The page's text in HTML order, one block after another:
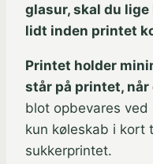
glasur, skal du
lidt inden printet
Printet holder
står på printet,
blot opbevares
kun køleskab i kort
sukkerprintet.